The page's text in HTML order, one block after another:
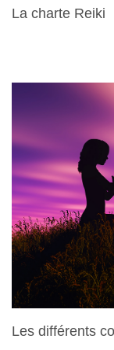
La charte Reiki
Les différents